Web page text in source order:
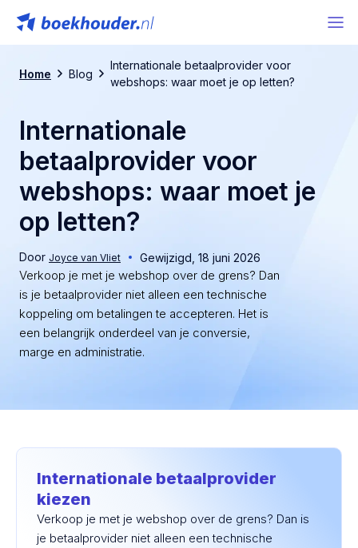
Home Blog
Internationale betaalprovider voor
webshops: waar moet je op letten?
Internationale
betaalprovider voor
webshops: waar moet je
op letten?
Door Joyce van Vliet Gewijzigd, 18 juni 2026
Verkoop je met je webshop over de grens? Dan
is je betaalprovider niet alleen een technische
koppeling om betalingen te accepteren. Het is
een belangrijk onderdeel van je conversie,
marge en administratie.
Internationale betaalprovider
kiezen
Verkoop je met je webshop over de grens? Dan is
je betaalprovider niet alleen een technische